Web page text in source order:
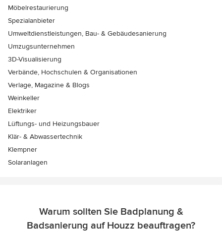
Möbelrestaurierung
Spezialanbieter
Umweltdienstleistungen, Bau- & Gebäudesanierung
Umzugsunternehmen
3D-Visualisierung
Verbände, Hochschulen & Organisationen
Verlage, Magazine & Blogs
Weinkeller
Elektriker
Lüftungs- und Heizungsbauer
Klär- & Abwassertechnik
Klempner
Solaranlagen
Warum sollten Sie Badplanung &
Badsanierung auf Houzz beauftragen?